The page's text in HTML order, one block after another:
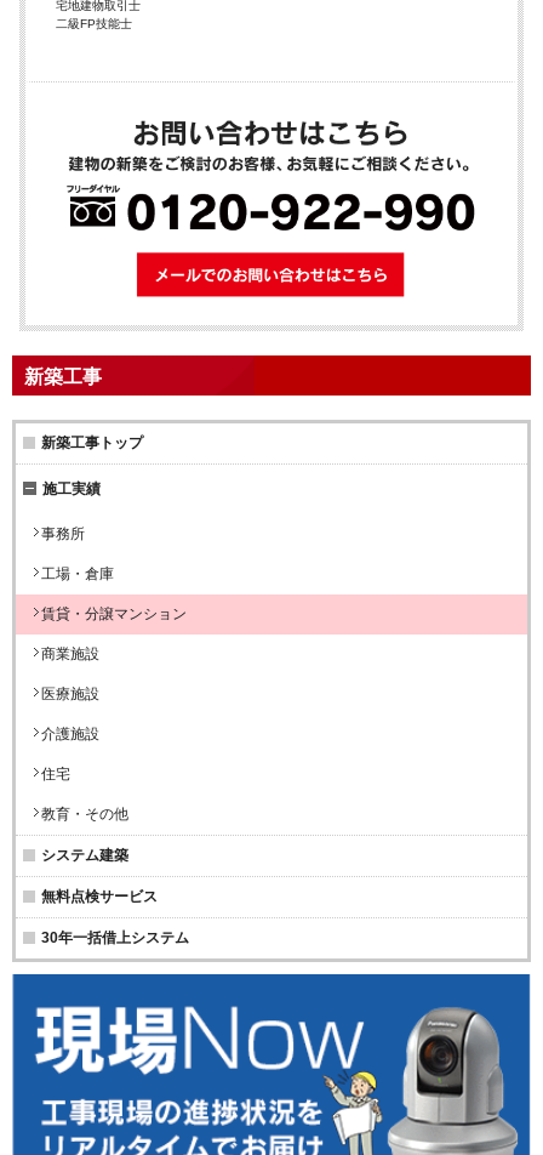
宅地建物取引士
二級FP技能士
メールでのお
新築工事
新築工事トップ
施工実績
事務所
工場・倉庫
賃貸・分譲マンション
商業施設
医療施設
介護施設
住宅
教育・その他
システム建築
無料点検サービス
30年一括借上システム